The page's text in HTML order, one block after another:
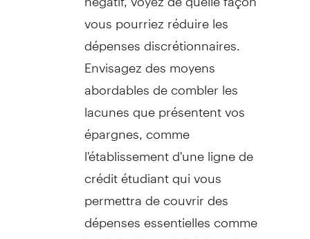
vous pourriez réduire les
dépenses discrétionnaires.
Envisagez des moyens
abordables de combler les
lacunes que présentent vos
épargnes, comme
l'établissement d'une ligne de
crédit étudiant qui vous
permettra de couvrir des
dépenses essentielles comme